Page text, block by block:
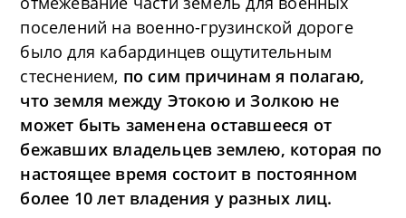
поселений на военно-грузинской дороге
было для кабардинцев ощутительным
стеснением, по сим причинам я полагаю,
что земля между Этокою и Золкою не
может быть заменена оставшееся от
бежавших владельцев землею, которая по
настоящее время состоит в постоянном
более 10 лет владения у разных лиц.